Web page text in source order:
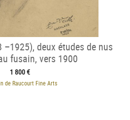
–1925), deux études de nus
fusain, vers 1900
1 800 €
de Raucourt Fine Arts